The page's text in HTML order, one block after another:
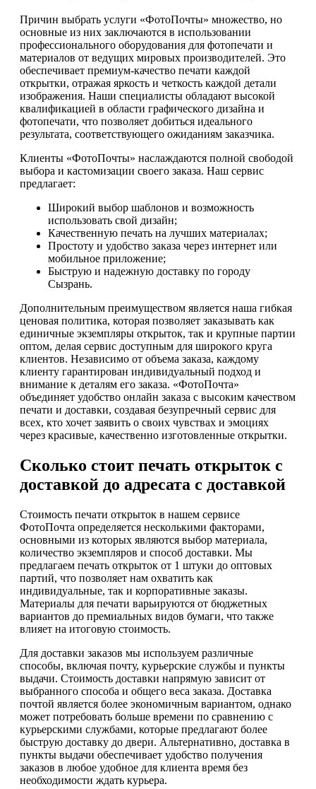
Причин выбрать услуги «ФотоПочты» множество, но
основные из них заключаются в использовании
профессионального оборудования для фотопечати и
материалов от ведущих мировых производителей. Это
обеспечивает премиум-качество печати каждой
открытки, отражая яркость и четкость каждой детали
изображения. Наши специалисты обладают высокой
квалификацией в области графического дизайна и
фотопечати, что позволяет добиться идеального
результата, соответствующего ожиданиям заказчика.
Клиенты «ФотоПочты» наслаждаются полной свободой
выбора и кастомизации своего заказа. Наш сервис
предлагает:
Широкий выбор шаблонов и возможность
использовать свой дизайн;
Качественную печать на лучших материалах;
Простоту и удобство заказа через интернет или
мобильное приложение;
Быструю и надежную доставку по городу
Сызрань.
Дополнительным преимуществом является наша гибкая
ценовая политика, которая позволяет заказывать как
единичные экземпляры открыток, так и крупные партии
оптом, делая сервис доступным для широкого круга
клиентов. Независимо от объема заказа, каждому
клиенту гарантирован индивидуальный подход и
внимание к деталям его заказа. «ФотоПочта»
объединяет удобство онлайн заказа с высоким качеством
печати и доставки, создавая безупречный сервис для
всех, кто хочет заявить о своих чувствах и эмоциях
через красивые, качественно изготовленные открытки.
Сколько стоит печать открыток с
доставкой до адресата с доставкой
Стоимость печати открыток в нашем сервисе
ФотоПочта определяется несколькими факторами,
основными из которых являются выбор материала,
количество экземпляров и способ доставки. Мы
предлагаем печать открыток от 1 штуки до оптовых
партий, что позволяет нам охватить как
индивидуальные, так и корпоративные заказы.
Материалы для печати варьируются от бюджетных
вариантов до премиальных видов бумаги, что также
влияет на итоговую стоимость.
Для доставки заказов мы используем различные
способы, включая почту, курьерские службы и пункты
выдачи. Стоимость доставки напрямую зависит от
выбранного способа и общего веса заказа. Доставка
почтой является более экономичным вариантом, однако
может потребовать больше времени по сравнению с
курьерскими службами, которые предлагают более
быструю доставку до двери. Альтернативно, доставка в
пункты выдачи обеспечивает удобство получения
заказов в любое удобное для клиента время без
необходимости ждать курьера.